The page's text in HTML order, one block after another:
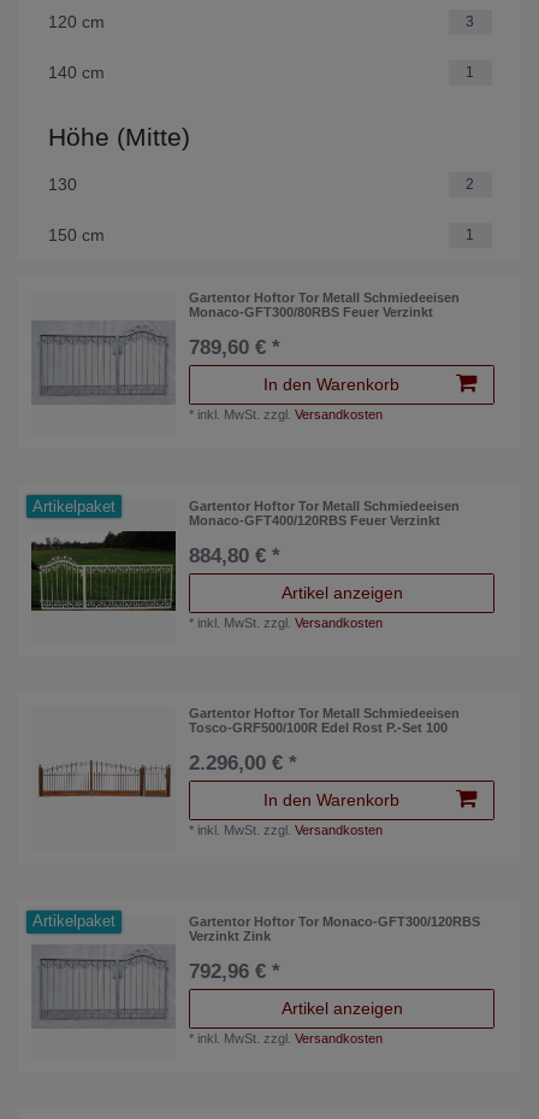
120 cm 3
140 cm 1
Höhe (Mitte)
130 2
150 cm 1
Gartentor Hoftor Tor Metall Schmiedeeisen
Monaco-GFT300/80RBS Feuer Verzinkt
789,60 € *
In den Warenkorb
* inkl. MwSt. zzgl.Versandkosten
Artikelpaket
Gartentor Hoftor Tor Metall Schmiedeeisen
Monaco-GFT400/120RBS Feuer Verzinkt
884,80 € *
Artikel anzeigen
* inkl. MwSt. zzgl.Versandkosten
Gartentor Hoftor Tor Metall Schmiedeeisen
Tosco-GRF500/100R Edel Rost P.-Set 100
2.296,00 € *
In den Warenkorb
* inkl. MwSt. zzgl.Versandkosten
Artikelpaket
Gartentor Hoftor Tor Monaco-GFT300/120RBS
Verzinkt Zink
792,96 € *
Artikel anzeigen
* inkl. MwSt. zzgl.Versandkosten